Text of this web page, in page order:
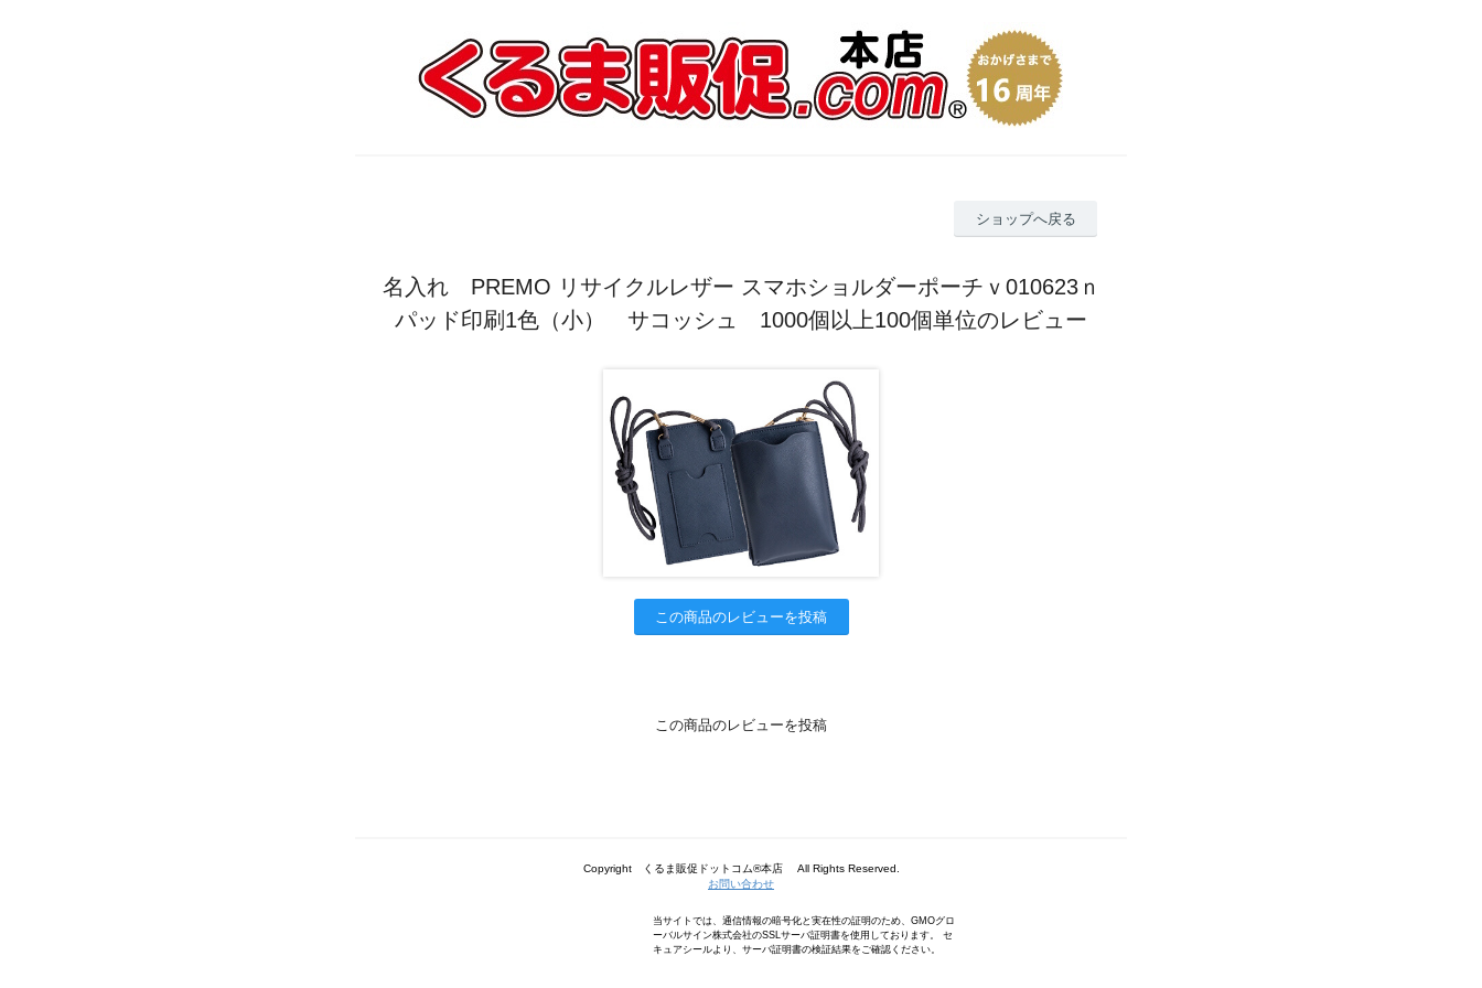
ショップへ戻る
名入れ PREMO リサイクルレザー スマホショルダーポーチｖ010623ｎ
パッド印刷1色（小） サコッシュ 1000個以上100個単位のレビュー
この商品のレビューを投稿
この商品のレビューを投稿
Copyright くるま販促ドットコム®本店 All Rights Reserved.
お問い合わせ
当サイトでは、通信情報の暗号化と実在性の証明のため、GMOグロ
ーバルサイン株式会社のSSLサーバ証明書を使用しております。 セ
キュアシールより、サーバ証明書の検証結果をご確認ください。